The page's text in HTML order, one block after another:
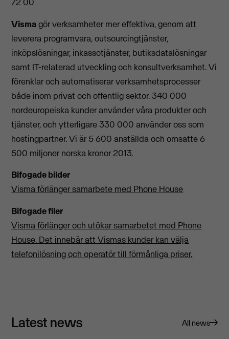
Vismagör verksamheter mer effektiva, genom att
leverera programvara, outsourcingtjänster,
inköpslösningar, inkassotjänster, butiksdatalösningar
samt IT-relaterad utveckling och konsultverksamhet. Vi
förenklar och automatiserar verksamhetsprocesser
både inom privat och offentlig sektor. 340 000
nordeuropeiska kunder använder våra produkter och
tjänster, och ytterligare 330 000 använder oss som
hostingpartner. Vi är 5 600 anställda och omsatte 6
500 miljoner norska kronor 2013.
Bifogade bilder
Visma förlänger samarbete med Phone House
Bifogade filer
Visma förlänger och utökar samarbetet med Phone
House. Det innebär att Vismas kunder kan välja
telefonilösning och operatör till förmånliga priser.
Latest news All news